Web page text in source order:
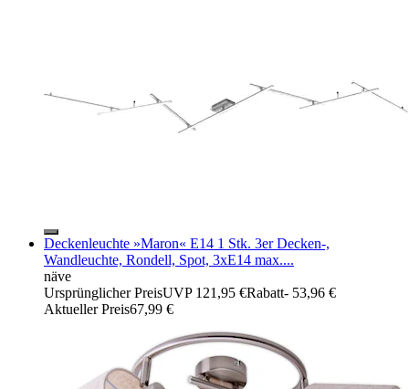
Deckenleuchte »Maron« E14 1 Stk. 3er Decken-,
Wandleuchte, Rondell, Spot, 3xE14 max....
näve
Ursprünglicher PreisUVP 121,95 €Rabatt- 53,96 €
Aktueller Preis67,99 €